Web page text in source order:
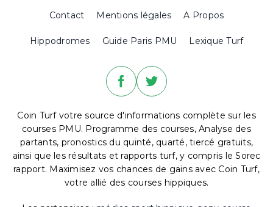
Contact Mentions légales A Propos
Hippodromes Guide Paris PMU Lexique Turf
Coin Turf votre source d'informations complète sur les
courses PMU. Programme des courses, Analyse des
partants, pronostics du quinté, quarté, tiercé gratuits,
ainsi que les résultats et rapports turf, y compris le Sorec
rapport. Maximisez vos chances de gains avec Coin Turf,
votre allié des courses hippiques.